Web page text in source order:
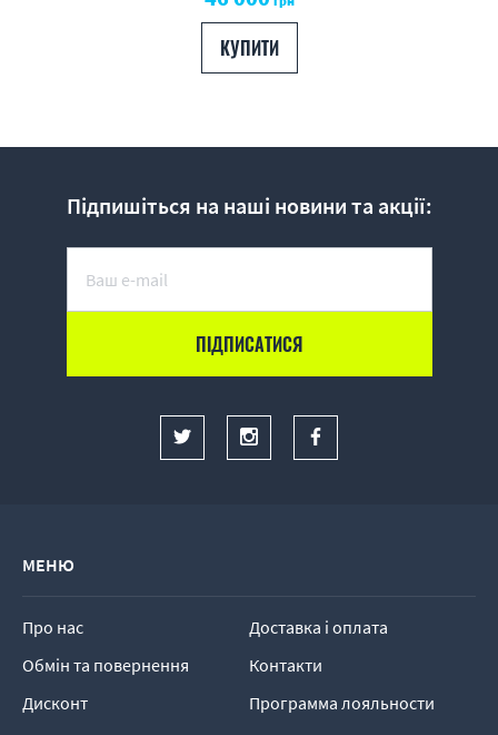
КУПИТИ
Підпишіться на наші новини та акції:
МЕНЮ
Про нас
Доставка і оплата
Обмін та повернення
Контакти
Дисконт
Программа лояльности